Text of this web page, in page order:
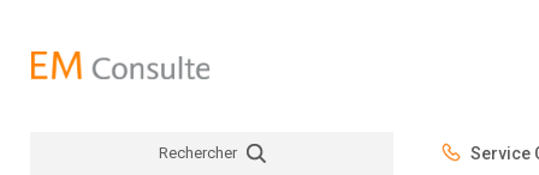
Rechercher Service